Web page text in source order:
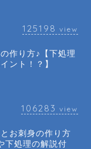
125198 view
作り方♪【下処理
ント！？】
106283 view
お刺身の作り方
下処理の解説付